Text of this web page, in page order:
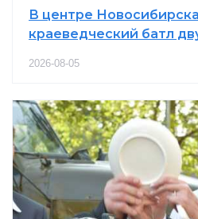
В центре
краеведческий батл
2026-08-05